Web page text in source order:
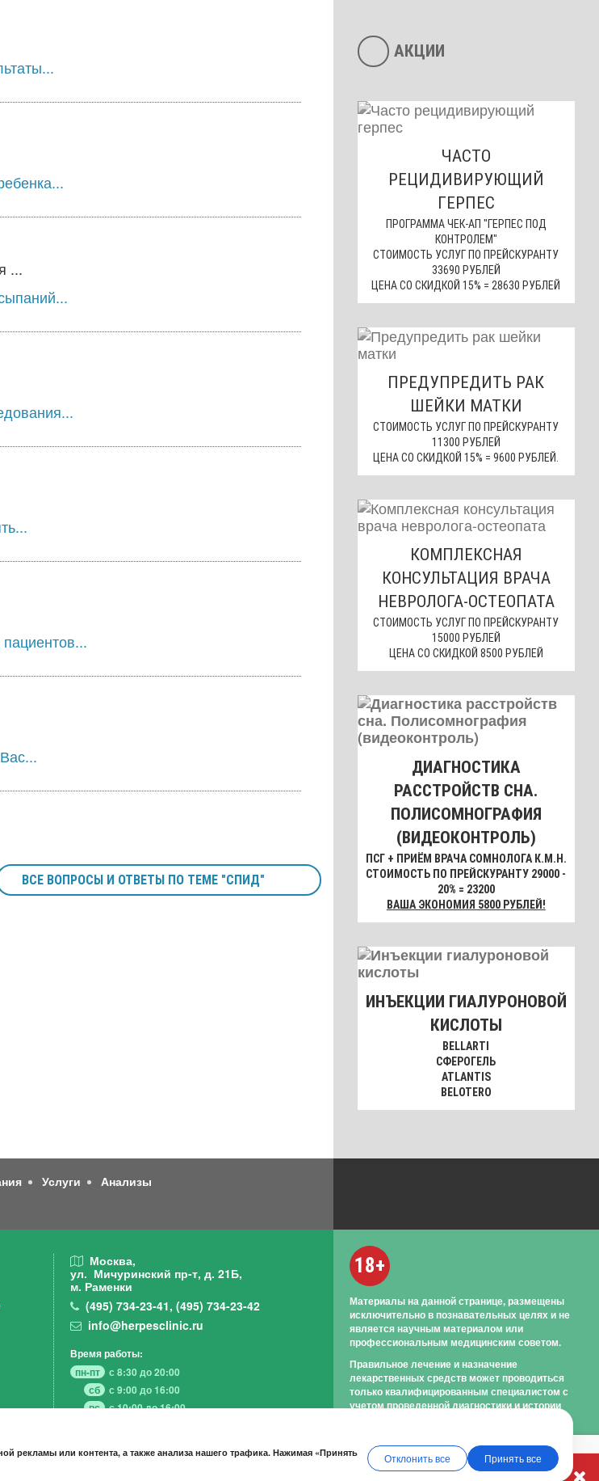
...
ВСЕ ВОПРОСЫ И ОТВЕТЫ ПО ТЕМЕ "СПИД"
АКЦИИ
ЧАСТО
РЕЦИДИВИРУЮЩИЙ
ГЕРПЕС
ПРОГРАММА ЧЕК-АП "ГЕРПЕС ПОД
КОНТРОЛЕМ"
СТОИМОСТЬ УСЛУГ ПО ПРЕЙСКУРАНТУ
33690 РУБЛЕЙ
ЦЕНА СО СКИДКОЙ 15% = 28630 РУБЛЕЙ
ПРЕДУПРЕДИТЬ РАК
ШЕЙКИ МАТКИ
СТОИМОСТЬ УСЛУГ ПО ПРЕЙСКУРАНТУ
11300 РУБЛЕЙ
ЦЕНА СО СКИДКОЙ 15% = 9600 РУБЛЕЙ.
КОМПЛЕКСНАЯ
КОНСУЛЬТАЦИЯ ВРАЧА
НЕВРОЛОГА-ОСТЕОПАТА
СТОИМОСТЬ УСЛУГ ПО ПРЕЙСКУРАНТУ
15000 РУБЛЕЙ
ЦЕНА СО СКИДКОЙ 8500 РУБЛЕЙ
ДИАГНОСТИКА
РАССТРОЙСТВ СНА.
ПОЛИСОМНОГРАФИЯ
(ВИДЕОКОНТРОЛЬ)
ПСГ + ПРИЁМ ВРАЧА СОМНОЛОГА К.М.Н.
СТОИМОСТЬ ПО ПРЕЙСКУРАНТУ 29000 -
20% = 23200
ВАША ЭКОНОМИЯ 5800 РУБЛЕЙ!
ИНЪЕКЦИИ ГИАЛУРОНОВОЙ
КИСЛОТЫ
BELLARTI
СФЕРОГЕЛЬ
ATLANTIS
BELOTERO
Услуги
Анализы
Москва,
ул. Мичуринский пр-т, д. 21Б,
м. Раменки
(495)734-23-41,(495)734-23-42
info@herpesclinic.ru
Время работы:
пн-пт
с 8:30 до 20:00
сб
с 9:00 до 16:00
вс
с 10:00 до 16:00
18+
Материалы на данной странице, размещены
исключительно в познавательных целях и не
является научным материалом или
профессиональным медицинским советом.
Правильное лечение и назначение
лекарственных средств может проводиться
только квалифицированным специалистом с
учетом проведенной диагностики и истории
рекламы или контента, а также анализа нашего трафика. Нажимая «Принять
Отклонить все Принять все